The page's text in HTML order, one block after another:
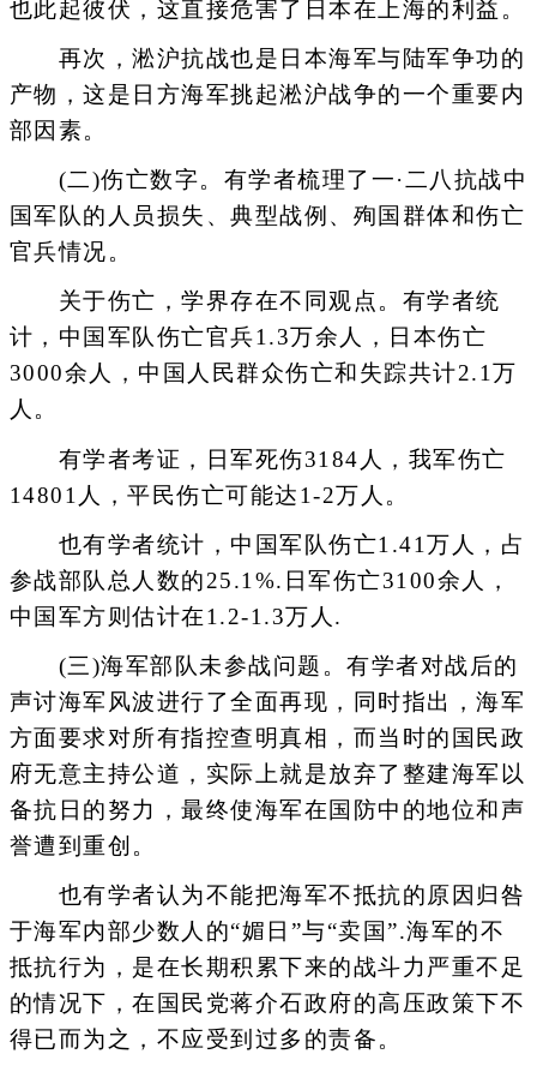
也此起彼伏，这直接危害了日本在上海的利益。
再次，淞沪抗战也是日本海军与陆军争功的
产物，这是日方海军挑起淞沪战争的一个重要内
部因素。
(二)伤亡数字。有学者梳理了一·二八抗战中
国军队的人员损失、典型战例、殉国群体和伤亡
官兵情况。
关于伤亡，学界存在不同观点。有学者统
计，中国军队伤亡官兵1.3万余人，日本伤亡
3000余人，中国人民群众伤亡和失踪共计2.1万
人。
有学者考证，日军死伤3184人，我军伤亡
14801人，平民伤亡可能达1-2万人。
也有学者统计，中国军队伤亡1.41万人，占
参战部队总人数的25.1%.日军伤亡3100余人，
中国军方则估计在1.2-1.3万人.
(三)海军部队未参战问题。有学者对战后的
声讨海军风波进行了全面再现，同时指出，海军
方面要求对所有指控查明真相，而当时的国民政
府无意主持公道，实际上就是放弃了整建海军以
备抗日的努力，最终使海军在国防中的地位和声
誉遭到重创。
也有学者认为不能把海军不抵抗的原因归咎
于海军内部少数人的“媚日”与“卖国”.海军的不
抵抗行为，是在长期积累下来的战斗力严重不足
的情况下，在国民党蒋介石政府的高压政策下不
得已而为之，不应受到过多的责备。